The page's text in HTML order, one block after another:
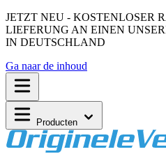
JETZT NEU - KOSTENLOSER
LIEFERUNG AN EINEN
IN DEUTSCHLAND
Ga naar de inhoud
Producten